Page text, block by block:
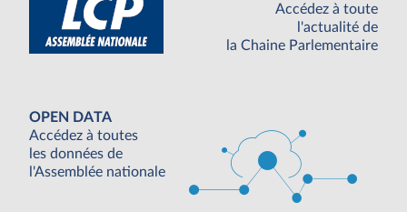
Accédez à toute
l'actualité de
la Chaine Parlementaire
OPEN DATA
Accédez à toutes
les données de
l'Assemblée nationale